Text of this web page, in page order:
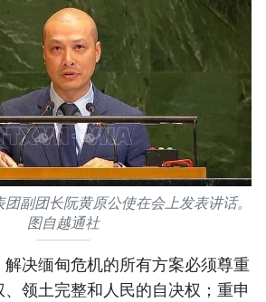
副团长阮黄原公使在会上发表讲话。
图自越通社
决缅甸危机的所有方案必须尊重
领土完整和人民的自决权；重申